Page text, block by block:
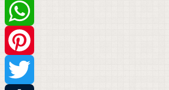
Facebook
WhatsApp
Pinterest